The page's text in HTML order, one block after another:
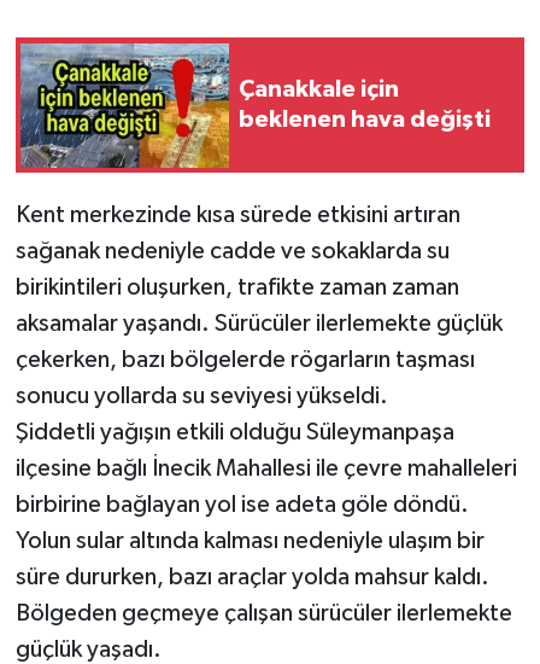
Çanakkale için
beklenen hava değişti
Kent merkezinde kısa sürede etkisini artıran
sağanak nedeniyle cadde ve sokaklarda su
birikintileri oluşurken, trafikte zaman zaman
aksamalar yaşandı. Sürücüler ilerlemekte güçlük
çekerken, bazı bölgelerde rögarların taşması
sonucu yollarda su seviyesi yükseldi.
Şiddetli yağışın etkili olduğu Süleymanpaşa
ilçesine bağlı İnecik Mahallesi ile çevre mahalleleri
birbirine bağlayan yol ise adeta göle döndü.
Yolun sular altında kalması nedeniyle ulaşım bir
süre dururken, bazı araçlar yolda mahsur kaldı.
Bölgeden geçmeye çalışan sürücüler ilerlemekte
güçlük yaşadı.